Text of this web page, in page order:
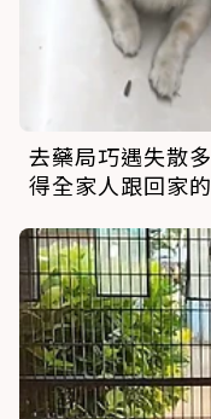
去藥局巧遇失散
得全家人跟回家